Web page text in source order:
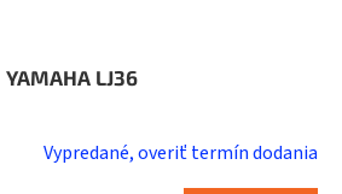
YAMAHA LJ36
Vypredané, overiť termín dodania